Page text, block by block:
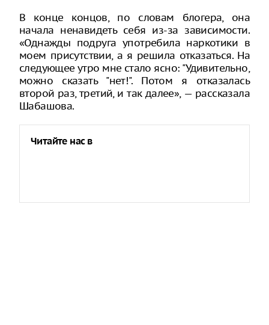
В конце концов, по словам блогера, она
начала ненавидеть себя из-за зависимости.
«Однажды подруга употребила наркотики в
моем присутствии, а я решила отказаться. На
следующее утро мне стало ясно: "Удивительно,
можно сказать "нет!". Потом я отказалась
второй раз, третий, и так далее», — рассказала
Шабашова.
Читайте нас в